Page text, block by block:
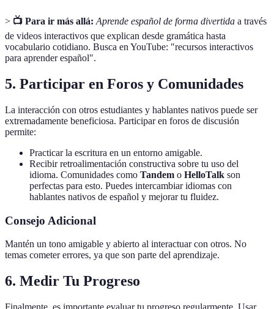
> 📺 Para ir más allá: Aprende español de forma divertida a través
de videos interactivos que explican desde gramática hasta
vocabulario cotidiano. Busca en YouTube: "recursos interactivos
para aprender español".
5. Participar en Foros y Comunidades
La interacción con otros estudiantes y hablantes nativos puede ser
extremadamente beneficiosa. Participar en foros de discusión
permite:
Practicar la escritura en un entorno amigable.
Recibir retroalimentación constructiva sobre tu uso del
idioma. Comunidades como Tandem o HelloTalk son
perfectas para esto. Puedes intercambiar idiomas con
hablantes nativos de español y mejorar tu fluidez.
Consejo Adicional
Mantén un tono amigable y abierto al interactuar con otros. No
temas cometer errores, ya que son parte del aprendizaje.
6. Medir Tu Progreso